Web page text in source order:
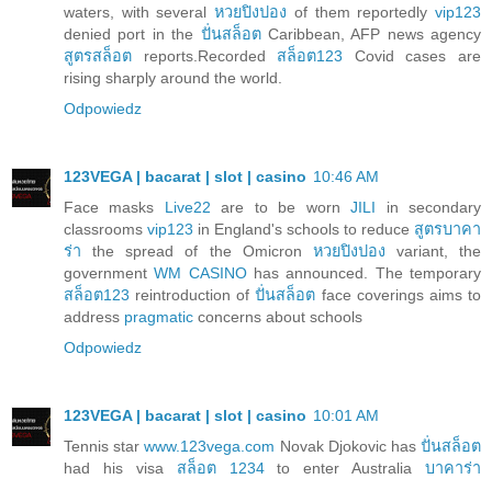
waters, with severalหวยปิงปอง of them reportedlyvip123
denied port in the ปั่นสล็อตCaribbean, AFP news agency
สูตรสล็อต reports.Recorded สล็อต123 Covid cases are
rising sharply around the world.
Odpowiedz
123VEGA | bacarat | slot | casino 10:46 AM
Face masks Live22 are to be wornJILI in secondary
classrooms vip123 in England's schools to reduce สูตรบาคา
ร่า the spread of the Omicron หวยปิงปอง variant, the
governmentWM CASINOhas announced. The temporary
สล็อต123 reintroduction ofปั่นสล็อต face coverings aims to
address pragmatic concerns about schools
Odpowiedz
123VEGA | bacarat | slot | casino 10:01 AM
Tennis starwww.123vega.com Novak Djokovic hasปั่นสล็อต
had his visa สล็อต 1234to enter Australia บาคาร่า